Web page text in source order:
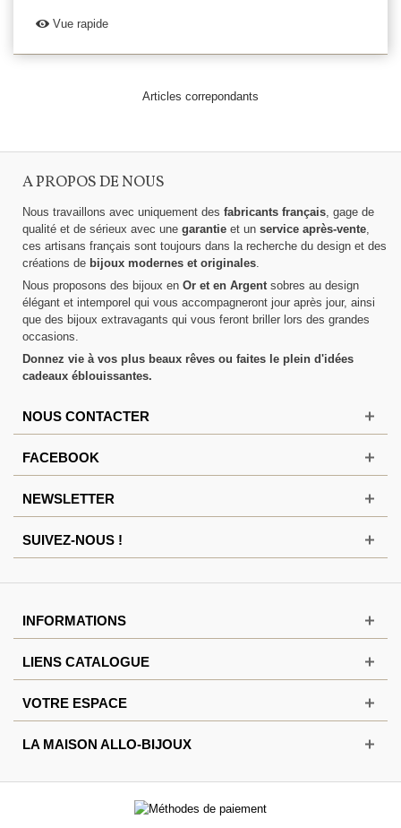
Vue rapide
Articles correpondants
A PROPOS DE NOUS
Nous travaillons avec uniquement des fabricants français , gage de
qualité et de sérieux avec une garantie et un service après-vente
ces artisans français sont toujours dans la recherche du design et des
créations de bijoux modernes et originales
Nous proposons des bijoux en Or et en Argent sobres au design
élégant et intemporel qui vous accompagneront jour après jour, ainsi
que des bijoux extravagants qui vous feront briller lors des grandes
occasions.
Donnez vie à vos plus beaux rêves ou faites le plein d'idées
cadeaux éblouissantes.
NOUS CONTACTER
FACEBOOK
NEWSLETTER
SUIVEZ-NOUS !
INFORMATIONS
LIENS CATALOGUE
VOTRE ESPACE
LA MAISON ALLO-BIJOUX